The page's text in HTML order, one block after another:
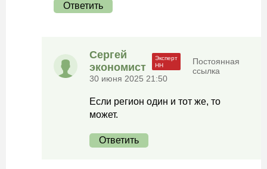
Ответить
Сергей
экономист
30 июня 2025 21:50
Постоянная
ссылка
Если регион один и тот же, то
может.
Ответить